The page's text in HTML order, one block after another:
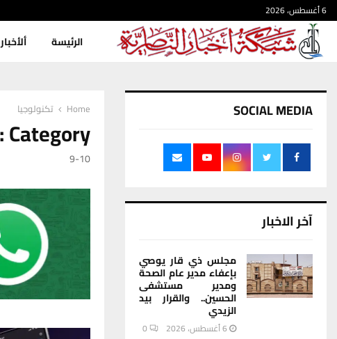
6 أغسطس، 2026
الرئيسة ألأخبار
Home تكنولوجيا
Category : تكنولوجيا
9-10
SOCIAL MEDIA
آخر الاخبار
مجلس ذي قار يوصي
بإعفاء مدير عام الصحة
ومدير مستشفى
الحسين.. والقرار بيد
الزيدي
6 أغسطس، 2026 0